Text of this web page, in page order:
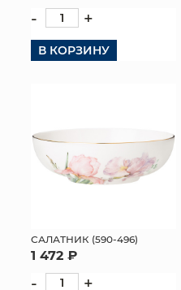
- +
В КОРЗИНУ
САЛАТНИК (590-496)
1 472 ₽
- +